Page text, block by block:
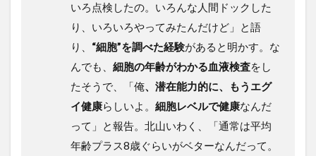
いろ点検したの。いろんな人間ドックした
り、いろいろやってみたんだけど」と語
り、 “細胞”を調べた経験があると明かす。な
んでも、 細胞の年齢がわかる血液検査をし
たそうで、「俺、潜在能力的に、もうエグ
イ健康らしいよ。 細胞レベルで健康なんだ
って」と報告。北山いわく、「通常は平均
年齢プラス8歳ぐらいがベターなんだって。